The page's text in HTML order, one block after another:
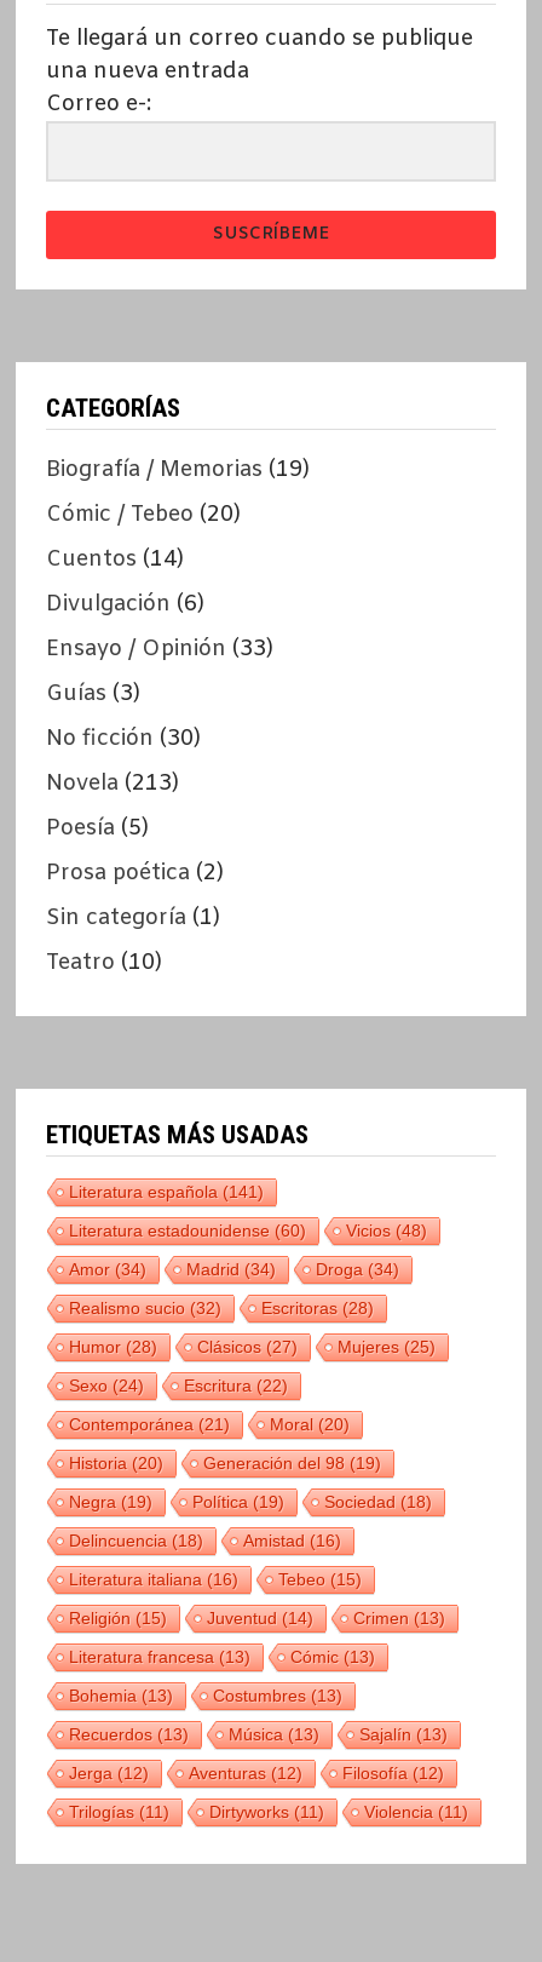
Te llegará un correo cuando se publique
una nueva entrada
Correo e-:
SUSCRÍBEME
CATEGORÍAS
Biografía / Memorias (19)
Cómic / Tebeo (20)
Cuentos (14)
Divulgación (6)
Ensayo / Opinión (33)
Guías (3)
No ficción (30)
Novela (213)
Poesía (5)
Prosa poética (2)
Sin categoría (1)
Teatro (10)
ETIQUETAS MÁS USADAS
Literatura española(141)
Literatura estadounidense(60) Vicios(48)
Amor(34) Madrid(34) Droga(34)
Realismo sucio(32) Escritoras(28)
Humor(28) Clásicos(27) Mujeres(25)
Sexo(24) Escritura(22)
Contemporánea(21) Moral(20)
Historia(20) Generación del 98(19)
Negra(19) Política(19) Sociedad(18)
Delincuencia(18) Amistad(16)
Literatura italiana(16) Tebeo(15)
Religión(15) Juventud(14) Crimen(13)
Literatura francesa(13) Cómic(13)
Bohemia(13) Costumbres(13)
Recuerdos(13) Música(13) Sajalín(13)
Jerga(12) Aventuras(12) Filosofía(12)
Trilogías(11) Dirtyworks(11) Violencia(11)